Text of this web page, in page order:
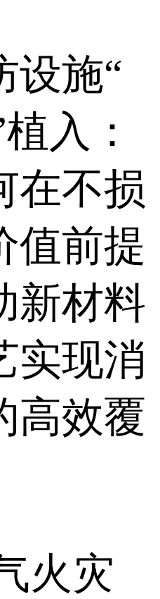
设施“
入：
在不损
值前提
新材料
实现消
高效覆
火灾